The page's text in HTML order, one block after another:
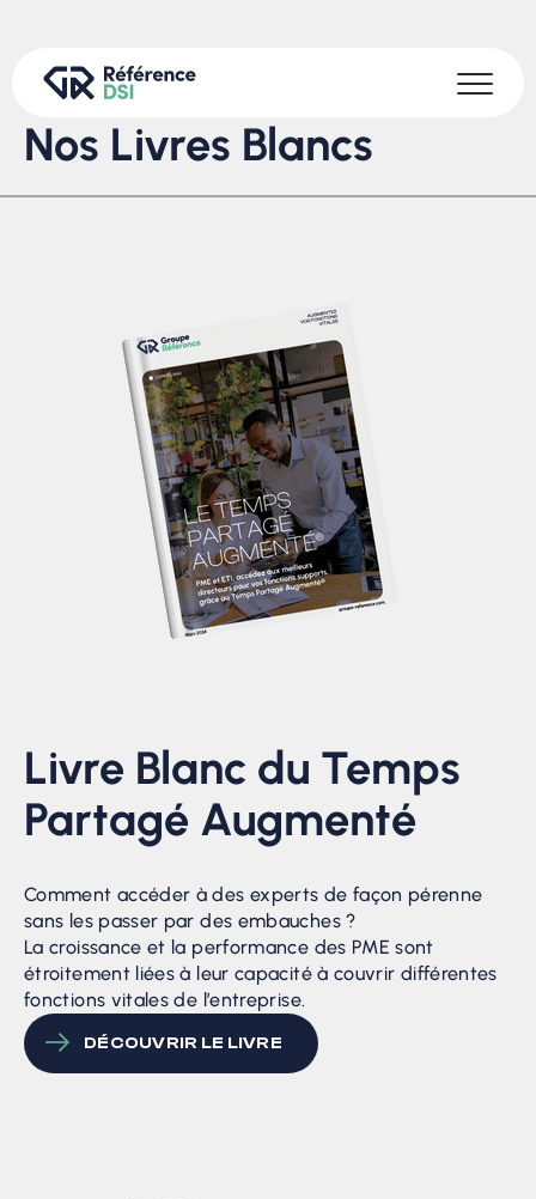
Nos Livres Blancs
Livre Blanc du Temps
Partagé Augmenté
Comment accéder à des experts de façon pérenne
sans les passer par des embauches ?
La croissance et la performance des PME sont
étroitement liées à leur capacité à couvrir différentes
fonctions vitales de l’entreprise.
DÉCOUVRIR LE LIVRE